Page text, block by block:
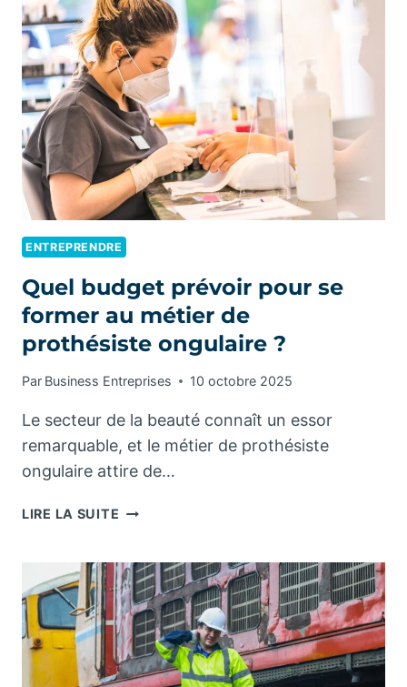
OBTENIR
LA
CARTE
PROFESSIONNELLE
DE
CHAUFFEUR
VTC
?
ENTREPRENDRE
Quel budget prévoir pour se
former au métier de
prothésiste ongulaire ?
Par Business Entreprises 10 octobre 2025
Le secteur de la beauté connaît un essor
remarquable, et le métier de prothésiste
ongulaire attire de…
LIRE LA SUITE QUEL
POUR
SE
FORMER
AU
MÉTIER
DE